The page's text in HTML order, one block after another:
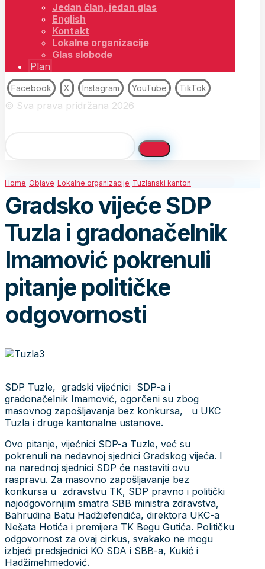
Jedan član, jedan glas
English
Kontakt
Lokalne organizacije
Glas slobode
Plan
Facebook X Instagram YouTube TikTok
© Sva prava pridržana 2026
Home Objave Lokalne organizacije Tuzlanski kanton
Gradsko vijeće SDP
Tuzla i gradonačelnik
Imamović pokrenuli
pitanje političke
odgovornosti
SDP Tuzle, gradski vijećnici SDP-a i
gradonačelnik Imamović, ogorčeni su zbog
masovnog zapošljavanja bez konkursa, u UKC
Tuzla i druge kantonalne ustanove.
Ovo pitanje, vijećnici SDP-a Tuzle, već su
pokrenuli na nedavnoj sjednici Gradskog vijeća. I
na narednoj sjednici SDP će nastaviti ovu
raspravu. Za masovno zapošljavanje bez
konkursa u zdravstvu TK, SDP pravno i politički
najodgovornijim smatra SBB ministra zdravstva,
Bahrudina Batu Hadžiefendića, direktora UKC-a
Nešata Hotića i premijera TK Begu Gutića. Političku
odgovornost za ovaj cirkus, svakako ne mogu
izbjeći predsjednici KO SDA i SBB-a, Kukić i
Hadžimehmedović.